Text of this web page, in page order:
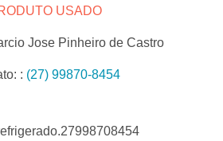
USADO
Jose Pinheiro de Castro
: (27) 99870-8454